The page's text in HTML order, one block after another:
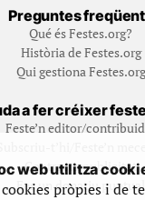
Preguntes
Qué és Festes.org?
Història de Festes.org
Qui gestiona Festes.org
a fer créixer
Feste’n editor/
Contracta publicitat
Fes un donatiu puntual
web utilitza
pròpies i de